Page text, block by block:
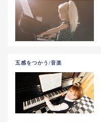
五感をつかう/音楽